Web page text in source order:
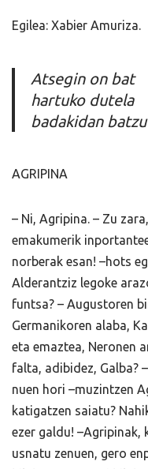
Egilea: Xabier Amuriza.
Atsegin on bat
hartuko dutela
badakidan
AGRIPINA
– Ni, Agripina. – Zu
emakumerik
norberak esan! –hots
Alderantziz legoke
funtsa? – Augustoren
Germanikoren alaba,
eta emaztea, Neronen
falta, adibidez, Galba?
nuen hori –muzintzen
katigatzen saiatu?
ezer galdu! –Agripinak,
usnatu zenuen, gero